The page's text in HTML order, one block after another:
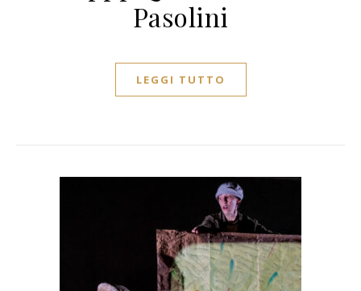
Pasolini
LEGGI TUTTO